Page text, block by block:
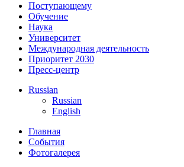
Поступающему
Обучение
Наука
Университет
Международная деятельность
Приоритет 2030
Пресс-центр
Russian
Russian
English
Главная
События
Фотогалерея